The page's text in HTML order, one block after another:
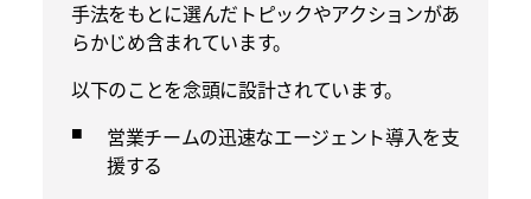
手法をもとに選んだトピックやアクションがあ
らかじめ含まれています。
以下のことを念頭に設計されています。
営業チームの迅速なエージェント導入を支
援する